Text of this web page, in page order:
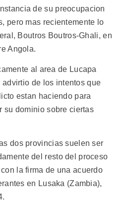
de su preocupacion
pero mas recientemente lo
Boutros Boutros-Ghali, en
Angola.
al area de Lucapa
de los intentos que
estan haciendo para
su dominio sobre ciertas
dos provincias suelen ser
del resto del proceso
la firma de una acuerdo
en Lusaka (Zambia),